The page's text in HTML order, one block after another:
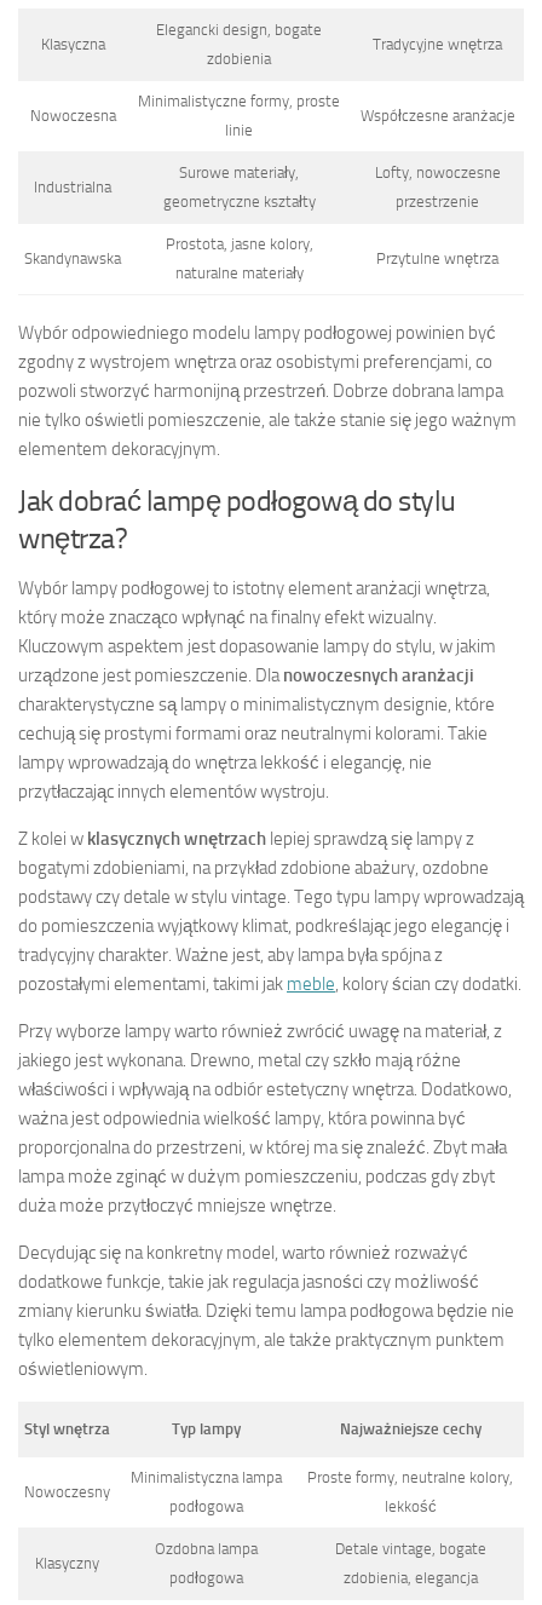
Klasyczna
Elegancki design, bogate
zdobienia
Tradycyjne wnętrza
Nowoczesna
Minimalistyczne formy, proste
linie
Współczesne aranżacje
Industrialna
Surowe materiały,
geometryczne kształty
Lofty, nowoczesne
przestrzenie
Skandynawska
Prostota, jasne kolory,
naturalne materiały
Przytulne wnętrza
Wybór odpowiedniego modelu lampy podłogowej powinien być
zgodny z wystrojem wnętrza oraz osobistymi preferencjami, co
pozwoli stworzyć harmonijną przestrzeń. Dobrze dobrana lampa
nie tylko oświetli pomieszczenie, ale także stanie się jego ważnym
elementem dekoracyjnym.
Jak dobrać lampę podłogową do stylu
wnętrza?
Wybór lampy podłogowej to istotny element aranżacji wnętrza,
który może znacząco wpłynąć na finalny efekt wizualny.
Kluczowym aspektem jest dopasowanie lampy do stylu, w jakim
urządzone jest pomieszczenie. Dlanowoczesnych aranżacji
charakterystyczne są lampy o minimalistycznym designie, które
cechują się prostymi formami oraz neutralnymi kolorami. Takie
lampy wprowadzają do wnętrza lekkość i elegancję, nie
przytłaczając innych elementów wystroju.
Z kolei w klasycznych wnętrzach lepiej sprawdzą się lampy z
bogatymi zdobieniami, na przykład zdobione abażury, ozdobne
podstawy czy detale w stylu vintage. Tego typu lampy wprowadzają
do pomieszczenia wyjątkowy klimat, podkreślając jego elegancję i
tradycyjny charakter. Ważne jest, aby lampa była spójna z
pozostałymi elementami, takimi jak meble, kolory ścian czy dodatki.
Przy wyborze lampy warto również zwrócić uwagę na materiał, z
jakiego jest wykonana. Drewno, metal czy szkło mają różne
właściwości i wpływają na odbiór estetyczny wnętrza. Dodatkowo,
ważna jest odpowiednia wielkość lampy, która powinna być
proporcjonalna do przestrzeni, w której ma się znaleźć. Zbyt mała
lampa może zginąć w dużym pomieszczeniu, podczas gdy zbyt
duża może przytłoczyć mniejsze wnętrze.
Decydując się na konkretny model, warto również rozważyć
dodatkowe funkcje, takie jak regulacja jasności czy możliwość
zmiany kierunku światła. Dzięki temu lampa podłogowa będzie nie
tylko elementem dekoracyjnym, ale także praktycznym punktem
oświetleniowym.
Styl wnętrza Typ lampy Najważniejsze cechy
Nowoczesny
Minimalistyczna lampa
podłogowa
Proste formy, neutralne kolory,
lekkość
Klasyczny
Ozdobna lampa
podłogowa
Detale vintage, bogate
zdobienia, elegancja